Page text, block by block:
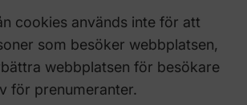
cookies används inte för att
som besöker webbplatsen,
webbplatsen för besökare
för prenumeranter.